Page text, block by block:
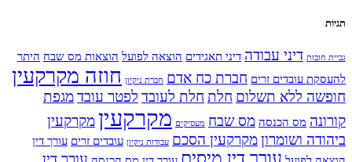
תגיות
גביית חובות דיני עבודה דיני תאגידים הוצאה לפועל הוצאות מס שבח היתר
להעסקת עובדים זרים חברת כח אדם חברת ניקיון חוזה מקרקעין
חופשה ללא תשלום חלת חלת לעובד לפטר עובדמגפת
קורונה מס הכנסה מס שבח מעסיקים מקרקעין מקרקעין
ביהודה ושומרוןמקרקעין הסכם עבודות ניקיון עובדים זרים עורך דין